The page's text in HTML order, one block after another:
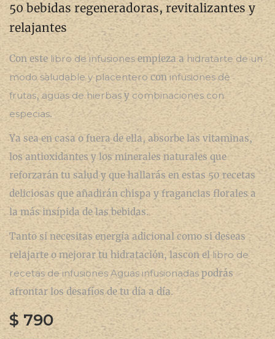
50 bebidas regeneradoras, revitalizantes y
relajantes
Con este libro de infusionesempieza a hidratarte de un
modo saludable y placentero coninfusiones de
frutas,aguas de hierbas y combinaciones con
especias.
Ya sea en casa o fuera de ella, absorbe las vitaminas,
los antioxidantes y los minerales naturales que
reforzarán tu salud y que hallarás en estas 50 recetas
deliciosas que añadirán chispa y fragancias florales a
la más insípida de las bebidas.
Tanto si necesitas energía adicional como si deseas
relajarte o mejorar tu hidratación, lascon ellibro de
recetas de infusiones Aguas infusionadas podrás
afrontar los desafíos de tu día a día.
$ 790